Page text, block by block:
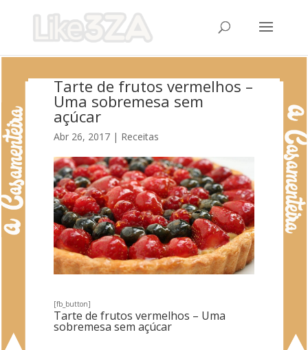
Tarte de frutos vermelhos –
Uma sobremesa sem
açúcar
Abr 26, 2017| Receitas
[fb_button]
Tarte de frutos vermelhos – Uma
sobremesa sem açúcar